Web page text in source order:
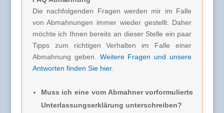
Die nachfolgenden Fragen werden mir im Falle
von Abmahnungen immer wieder gestellt. Daher
möchte ich Ihnen bereits an dieser Stelle ein paar
Tipps zum richtigen Verhalten im Falle einer
Abmahnung geben. Weitere Fragen und unsere
Antworten finden Sie hier.
Muss ich eine vom Abmahner vorformulierte
Unterlassungserklärung unterschreiben?